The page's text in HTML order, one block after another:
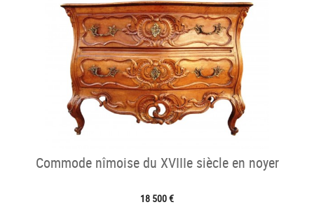
Commode nîmoise du XVIIIe siècle en noyer
18 500 €